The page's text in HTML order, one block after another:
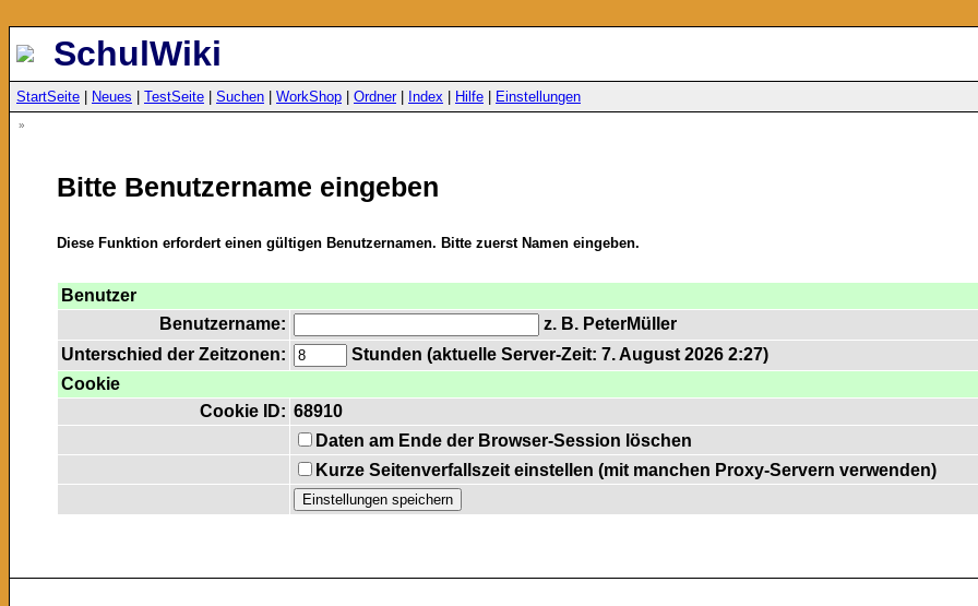
SchulWiki
StartSeite Neues TestSeite Suchen WorkShop Ordner| Index Hilfe Einstellungen
»
Bitte Benutzername eingeben
Diese Funktion erfordert einen gültigen Benutzernamen. Bitte zuerst Namen eingeben.
Benutzer
Benutzername:
z. B. PeterMüller
Unterschied der Zeitzonen:
Stunden (aktuelle Server-Zeit: 7. August 2026 2:27)
Cookie
Cookie ID: 68910
Daten am Ende der Browser-Session löschen
Kurze Seitenverfallszeit einstellen (mit manchen Proxy-Servern verwenden)